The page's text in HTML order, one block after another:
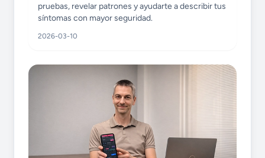
pruebas, revelar patrones y ayudarte a describir tus
síntomas con mayor seguridad.
2026-03-10